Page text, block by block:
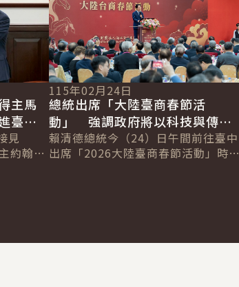
主馬
臺灣
際
見
約翰．
115年02月24日
總統出席「大陸臺商春節活
動」 強調政府將以科技與傳產
雙引擎推動臺灣經濟成長
賴清德總統今（24）日午間前往臺中
出席「2026大陸臺商春節活動」時表